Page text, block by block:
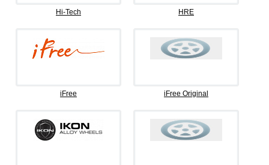
Hi-Tech HRE
iFree iFree Original